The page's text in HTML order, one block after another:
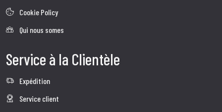
Cookie Policy
Qui nous somes
Service à la Clientèle
Expédition
Service client